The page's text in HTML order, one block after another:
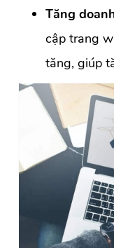
Tăng
cập trang
tăng, giúp